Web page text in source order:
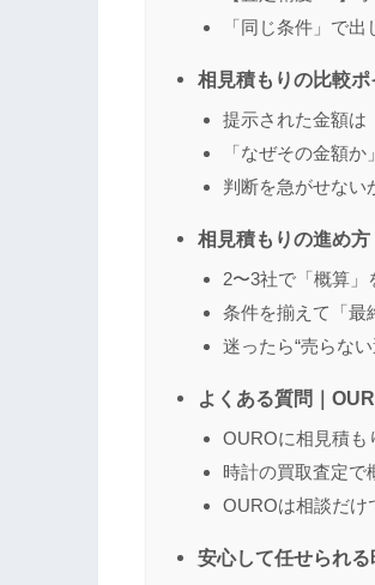
「同じ条件」で
相見積もりの比較ポ
提示された金額は
「なぜその金額
判断を急がせない
相見積もりの進め方
2〜3社で「概算」
条件を揃えて「最
迷ったら“売らな
よくある質問｜
OUROに相見積も
時計の買取査定で
OUROは相談だけ
安心して任せられ